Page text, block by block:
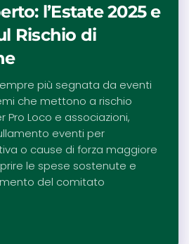
l’Estate 2025 e
Rischio di
più segnata da eventi
che mettono a rischio
Pro Loco e associazioni,
eventi per
o cause di forza maggiore
le spese sostenute e
del comitato